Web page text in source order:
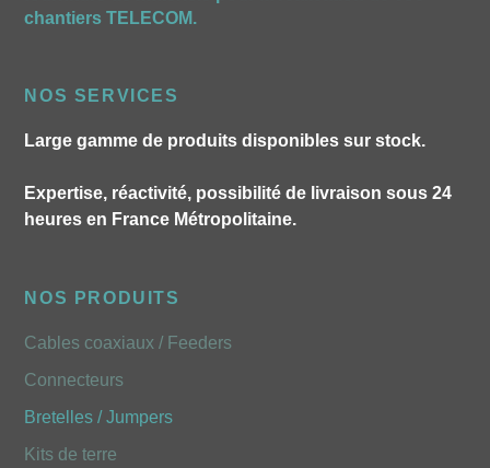
chantiers TELECOM.
NOS SERVICES
Large gamme de produits disponibles sur stock.
Expertise, réactivité, possibilité de livraison sous 24
heures en France Métropolitaine.
NOS PRODUITS
Cables coaxiaux / Feeders
Connecteurs
Bretelles / Jumpers
Kits de terre